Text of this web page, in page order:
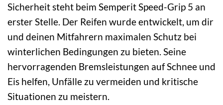
Sicherheit steht beim Semperit Speed-Grip 5 an
erster Stelle. Der Reifen wurde entwickelt, um dir
und deinen Mitfahrern maximalen Schutz bei
winterlichen Bedingungen zu bieten. Seine
hervorragenden Bremsleistungen auf Schnee und
Eis helfen, Unfälle zu vermeiden und kritische
Situationen zu meistern.